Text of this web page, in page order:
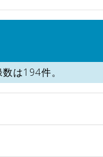
は194件。